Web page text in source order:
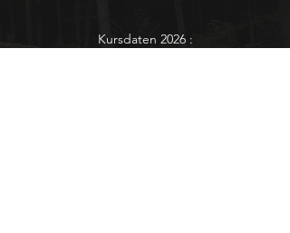
Kursdaten 2026 :